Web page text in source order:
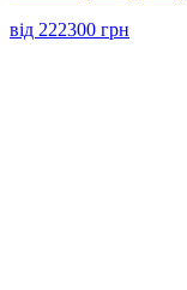
від 222300 грн